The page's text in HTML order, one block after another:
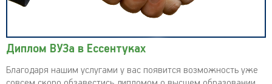
Диплом ВУЗа в Ессентуках
Благодаря нашим услугами у вас появится возможность уже